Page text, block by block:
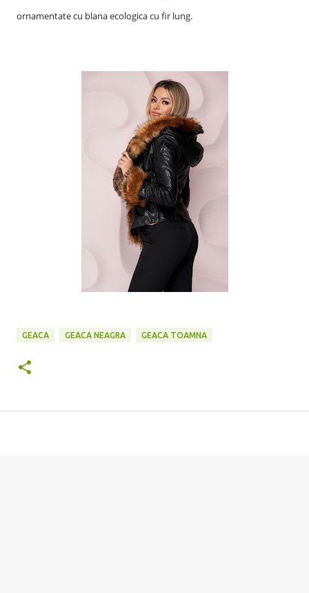
ornamentate cu blana ecologica cu fir lung.
GEACA GEACA NEAGRA GEACA TOAMNA